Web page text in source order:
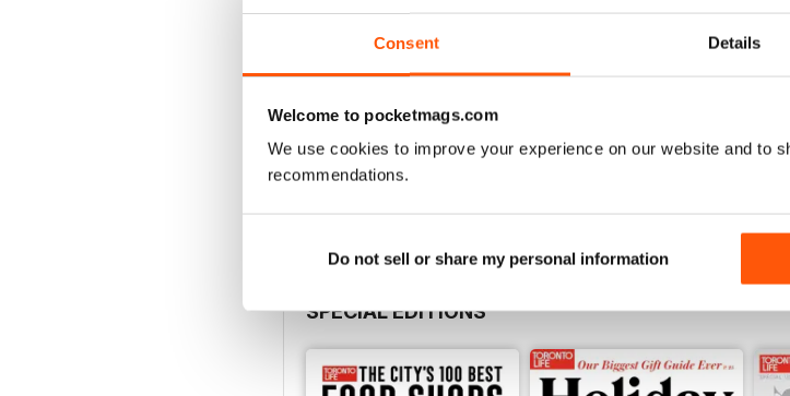
Consent Details
Welcome to pocketmags.com
We use cookies to improve your experience on our website and to
recommendations.
Do not sell or share my personal information
July 2026
Acquista per€7,99
Vista|Al carrello
Acquista per€7,99
SPECIAL EDITIONS